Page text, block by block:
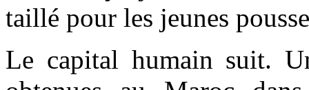
taillé pour les jeunes
Le capital humain suit.